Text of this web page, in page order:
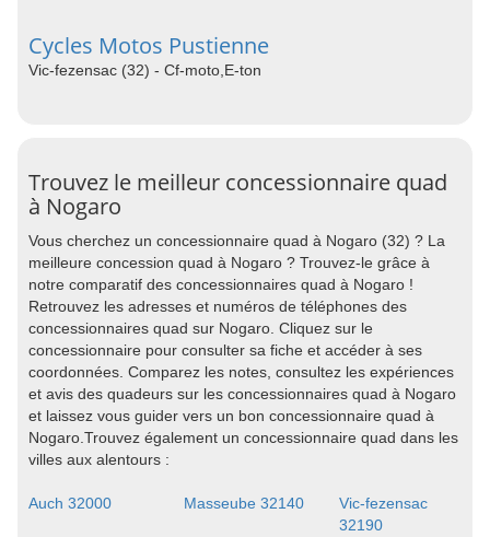
Cycles Motos Pustienne
Vic-fezensac (32) - Cf-moto,E-ton
Trouvez le meilleur concessionnaire quad
à Nogaro
Vous cherchez un concessionnaire quad à Nogaro (32) ? La
meilleure concession quad à Nogaro ? Trouvez-le grâce à
notre comparatif des concessionnaires quad à Nogaro !
Retrouvez les adresses et numéros de téléphones des
concessionnaires quad sur Nogaro. Cliquez sur le
concessionnaire pour consulter sa fiche et accéder à ses
coordonnées. Comparez les notes, consultez les expériences
et avis des quadeurs sur les concessionnaires quad à Nogaro
et laissez vous guider vers un bon concessionnaire quad à
Nogaro.Trouvez également un concessionnaire quad dans les
villes aux alentours :
Auch 32000 Masseube 32140
Vic-fezensac
32190